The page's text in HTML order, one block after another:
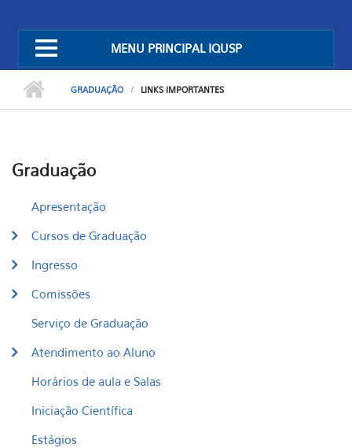
MENU PRINCIPAL IQUSP
GRADUAÇÃO LINKS IMPORTANTES
Graduação
Apresentação
Cursos de Graduação
Ingresso
Comissões
Serviço de Graduação
Atendimento ao Aluno
Horários de aula e Salas
Iniciação Científica
Estágios